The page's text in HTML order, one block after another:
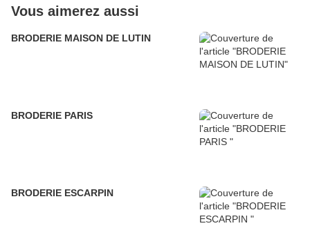
Vous aimerez aussi
BRODERIE MAISON DE LUTIN
BRODERIE PARIS
BRODERIE ESCARPIN